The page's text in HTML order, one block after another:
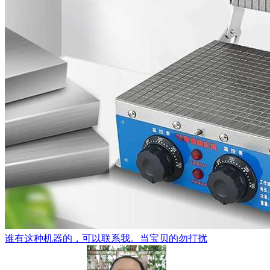
谁有这种机器的，可以联系我。当宝贝的勿打扰